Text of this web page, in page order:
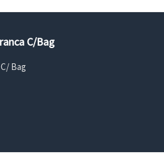
C/Bag
Bag